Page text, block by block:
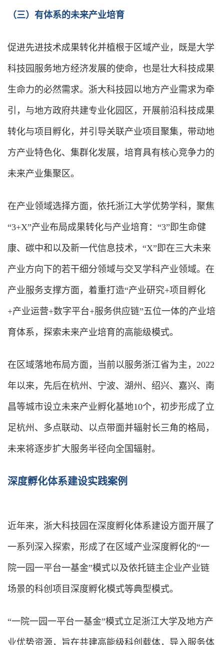
（三）有体系的未来产业培育
促进先进技术成果转化并植根于区域产业，既是大学
科技园服务地方经济发展的使命，也是壮大科技成果
生命力的必然需求。浙大科技园以地方产业需求为牵
引，与地方政府共建专业化园区，开展前沿科技成果
转化与项目孵化，并引导关联产业项目聚集，带动地
方产业特色化、集群化发展，培育具有核心竞争力的
未来产业集聚区。
在产业领域选择方面，依托浙江大学优势学科，聚焦
“3+X”产业布局成果转化与产业培育：“3”即生命健
康、碳中和以及新一代信息技术，“X”即在三大未来
产业方向下的若干细分领域与交叉学科产业领域。在
产业服务支撑方面，着重打造“产业研究+项目孵化
+产业运营+数字平台+服务供应链”五位一体的产业培
育体系，探索未来产业培育的高能级模式。
在区域落地布局方面，当前以服务浙江省为主，2022
年以来，先后在杭州、宁波、湖州、绍兴、嘉兴、南
昌等城市设立未来产业孵化基地10个，初步形成了立
足杭州、多点联动、以点带面并辐射长三角的格局，
未来将逐步扩大服务半径向全国辐射。
深度孵化体系建设实践案例
近年来，浙大科技园在深度孵化体系建设方面开展了
一系列深入探索，形成了在区域产业深度孵化的“一
院一园一平台一基金”模式以及依托链主企业产业链
场景的科创项目深度孵化模式等典型模式。
“一院一园一平台一基金”模式立足浙江大学及地方产
业优势资源，旨在共建高能级科创载体，导入服务体